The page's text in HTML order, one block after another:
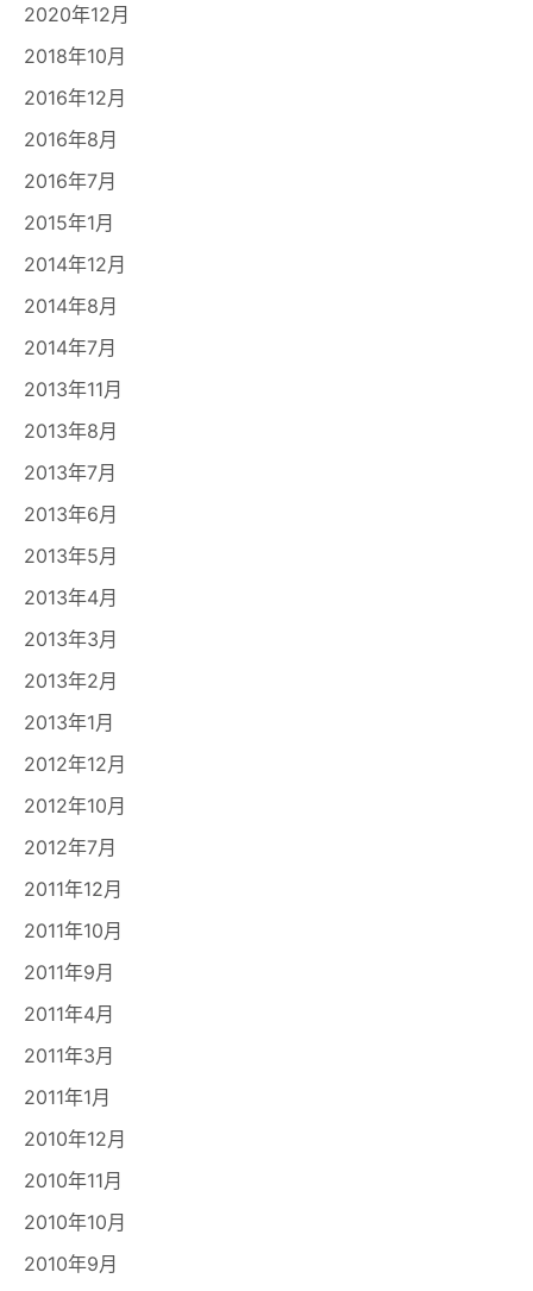
2020年12月
2018年10月
2016年12月
2016年8月
2016年7月
2015年1月
2014年12月
2014年8月
2014年7月
2013年11月
2013年8月
2013年7月
2013年6月
2013年5月
2013年4月
2013年3月
2013年2月
2013年1月
2012年12月
2012年10月
2012年7月
2011年12月
2011年10月
2011年9月
2011年4月
2011年3月
2011年1月
2010年12月
2010年11月
2010年10月
2010年9月